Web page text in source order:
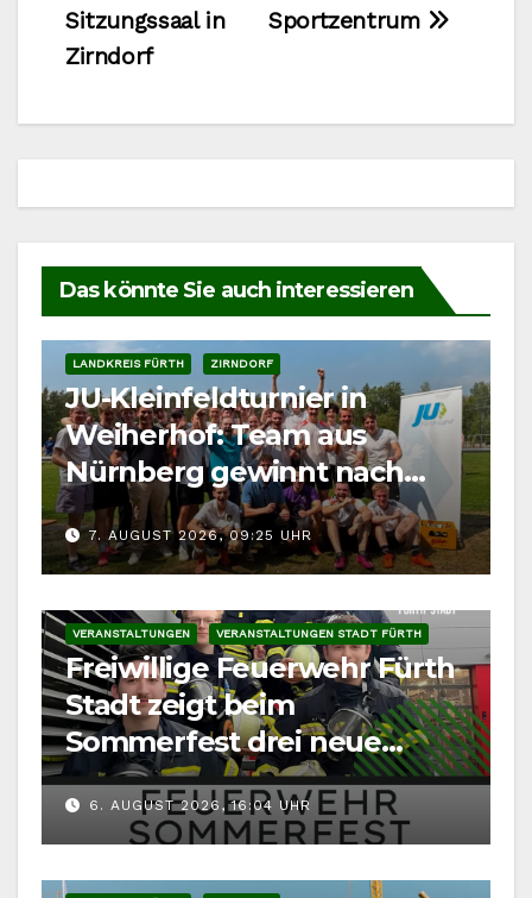
Sportzentrum
Sitzungssaal in
Zirndorf
Das könnte Sie auch interessieren
LANDKREIS FÜRTH ZIRNDORF
JU-Kleinfeldturnier in
Weiherhof: Team aus
Nürnberg gewinnt nach
Elfmeterschießen
7. AUGUST 2026, 09:25 UHR
VERANSTALTUNGEN VERANSTALTUNGEN STADT FÜRTH
Freiwillige Feuerwehr Fürth
Stadt zeigt beim
Sommerfest drei neue
Fahrzeuge
6. AUGUST 2026, 16:04 UHR